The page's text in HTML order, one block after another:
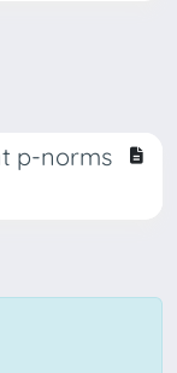
p-norms